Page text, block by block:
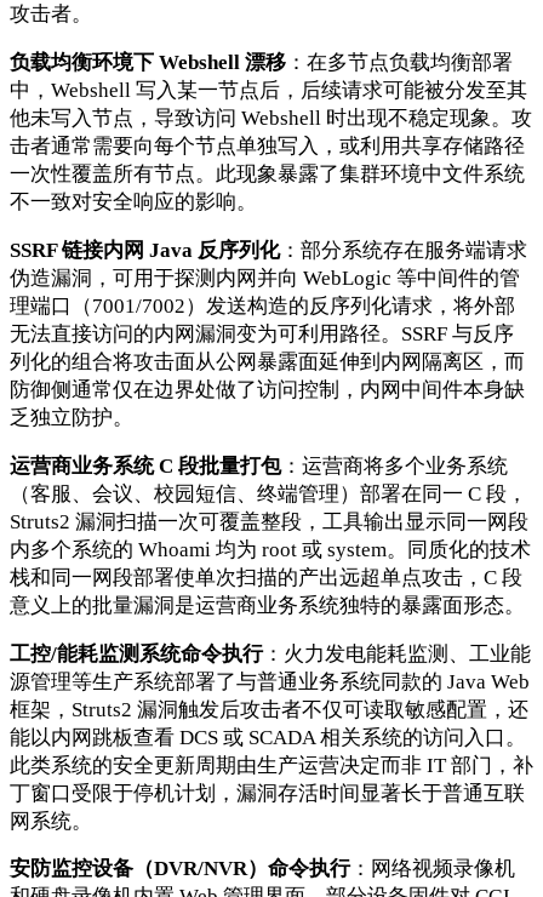
攻击者。
负载均衡环境下 Webshell 漂移 ：在多节点负载均衡部署
中，Webshell 写入某一节点后，后续请求可能被分发至其
他未写入节点，导致访问 Webshell 时出现不稳定现象。攻
击者通常需要向每个节点单独写入，或利用共享存储路径
一次性覆盖所有节点。此现象暴露了集群环境中文件系统
不一致对安全响应的影响。
SSRF 链接内网 Java 反序列化：部分系统存在服务端请求
伪造漏洞，可用于探测内网并向 WebLogic 等中间件的管
理端口（7001/7002）发送构造的反序列化请求，将外部
无法直接访问的内网漏洞变为可利用路径。SSRF 与反序
列化的组合将攻击面从公网暴露面延伸到内网隔离区，而
防御侧通常仅在边界处做了访问控制，内网中间件本身缺
乏独立防护。
运营商业务系统 C 段批量打包：运营商将多个业务系统
（客服、会议、校园短信、终端管理）部署在同一 C 段，
Struts2 漏洞扫描一次可覆盖整段，工具输出显示同一网段
内多个系统的 Whoami 均为 root 或 system。同质化的技术
栈和同一网段部署使单次扫描的产出远超单点攻击，C 段
意义上的批量漏洞是运营商业务系统独特的暴露面形态。
工控/能耗监测系统命令执行：火力发电能耗监测、工业能
源管理等生产系统部署了与普通业务系统同款的 Java Web
框架，Struts2 漏洞触发后攻击者不仅可读取敏感配置，还
能以内网跳板查看 DCS 或 SCADA 相关系统的访问入口。
此类系统的安全更新周期由生产运营决定而非 IT 部门，补
丁窗口受限于停机计划，漏洞存活时间显著长于普通互联
网系统。
安防监控设备（DVR/NVR）命令执行：网络视频录像机